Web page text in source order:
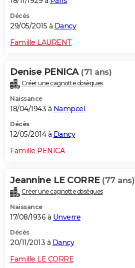
Décès
29/05/2015 à Dancy
Famille LAURENT
Denise PENICA (71 ans)
Créer une cagnotte obsèques
Naissance
18/04/1943 à Nampcel
Décès
12/05/2014 à Dancy
Famille PENICA
Jeannine LE CORRE (77 ans)
Créer une cagnotte obsèques
Naissance
17/08/1936 à Unverre
Décès
20/11/2013 à Dancy
Famille LE CORRE